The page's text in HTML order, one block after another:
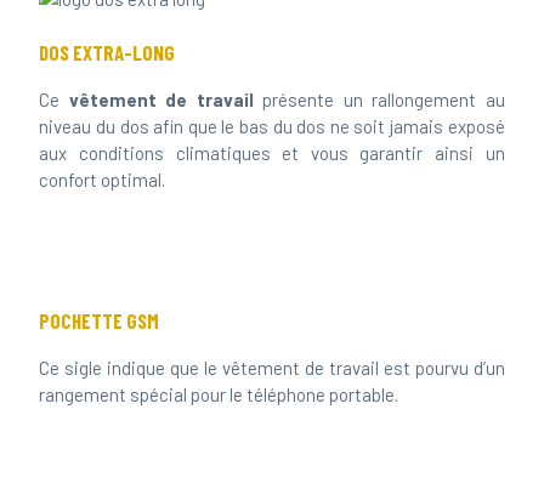
DOS EXTRA-LONG
Ce vêtement de travail présente un rallongement au
niveau du dos afin que le bas du dos ne soit jamais exposé
aux conditions climatiques et vous garantir ainsi un
confort optimal.
Ce sigle indique que le vêtement de travail est pourvu d’un
rangement spécial pour le téléphone portable.